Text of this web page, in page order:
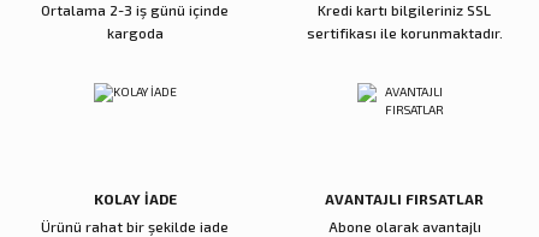
Ortalama 2-3 iş günü içinde
kargoda
Kredi kartı bilgileriniz SSL
sertifikası ile korunmaktadır.
KOLAY İADE
Ürünü rahat bir şekilde iade
AVANTAJLI FIRSATLAR
Abone olarak avantajlı